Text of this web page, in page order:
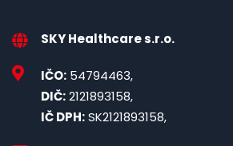
SKY Healthcare s.r.o.
IČO: 54794463,
DIČ:2121893158,
IČ DPH:SK2121893158,